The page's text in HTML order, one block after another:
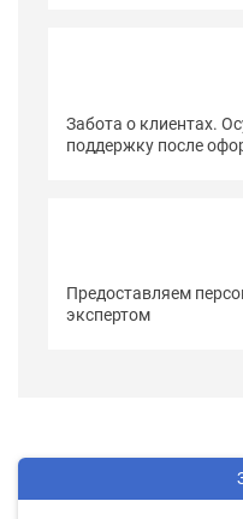
Забота о клиентах.
поддержку после
Предоставляем
экспертом